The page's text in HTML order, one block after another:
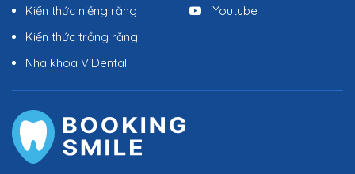
Kiến thức niềng răng
Kiến thức trồng răng
Nha khoa ViDental
Youtube